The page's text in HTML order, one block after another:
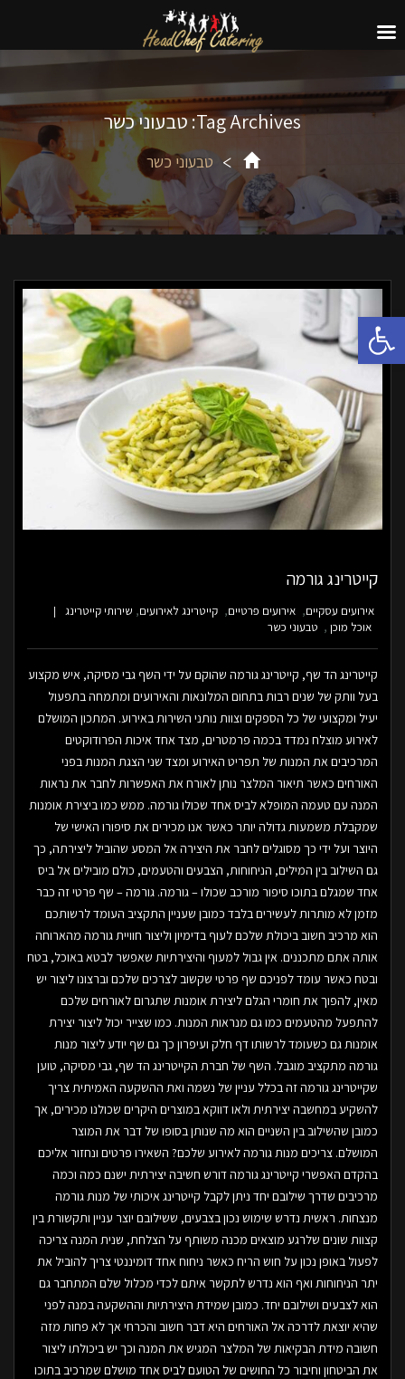
Tag Archives: טבעוני כשר
טבעוני כשר
קייטרינג גורמה
אירועים עסקיים אירועים פרטיים קייטרינג לאירועים שירותי קייטרינג
אוכל מוכן
טבעוני כשר
קייטרינג הד שף, קייטרינג גורמה שהוקם על ידי השף גבי מסיקה, איש מקצוע
בעל וותק של שנים רבות בתחום המלונאות והאירועים ומתמחה בתפעול
יעיל ומקצועי של כל הספקים וצוות נותני השירות באירוע. המתכון המושלם
לאירוע מוצלח נמדד בכמה פרמטרים, מצד אחד איכות הפרודוקטים
המרכיבים את המנות של תפריט האירוע ומצד שני הצגת המנות בפני
האורחים כאשר תיאור המלצר נותן לאורח את האפשרות לחבר את נראות
המנה עם טעמה המופלא לביס אחד שכולו גורמה. ממש כמו ביצירת אומנות
שמקבלת משמעות גדולה יותר כאשר אנו מכירים את סיפורו האישי של
היוצר ועל ידי כך מסוגלים לחבר את היצירה אל המסע שהוביל ליצירתה, כך
גם השילוב בין המילים, הניחוחות, הצבעים והטעמים, כולם מובילים אל ביס
אחד שמגלם בתוכו סיפור מורכב שכולו – גורמה. גורמה – שף פרטי זה כבר
מזמן לא מותרות לעשירים בלבד כמובן שעניין התקציב העומד לרשותכם
הוא מרכיב חשוב ביכולת שלכם לעוף בדימיון וליצור חוויית גורמה מהארוחה
אותה אתם מתכננים. אין גבול למעוף והיצירתיות שאפשר לבטא באוכל, בטח
ובטח כאשר עומד לפניכם שף פרטי שקשוב לצרכים שלכם וברצונו ליצור יש
מאין, להפוך את חומרי הגלם ליצירת אומנות שתגרום לאורחים שלכם
להתפעל מהטעמים כמו גם מנראות המנות. כמו שצייר יכול ליצור יצירת
אומנות גם כשעומד לרשותו דף חלק ועיפרון כך גם שף יודע ליצור מנות
גורמה מתקציב מוגבל. השף של חברת הקייטרינג הד שף, גבי מסיקה, טוען
שקייטרינג גורמה זה בכלל עניין של נשמה ואת ההשקעה האמיתית צריך
להשקיע במחשבה יצירתית ולאו דווקא במוצרים היקרים שכולנו מכירים, אך
כמובן שהשילוב בין השניים הוא מה שנותן בסופו של דבר את המוצר
המושלם. צריכים מנות גורמה לאירוע שלכם? השאירו פרטים ונחזור אליכם
בהקדם האפשרי קייטרינג גורמה דורש חשיבה יצירתית ישנם כמה וכמה
מרכיבים שדרך שילובם יחד ניתן לקבל קייטרינג איכותי של מנות גורמה
מנצחות. ראשית נדרש שימוש נכון בצבעים, ששילובם יוצר עניין ותקשורת בין
קצוות שונים שלרגע מוצאים מכנה משותף על הצלחת, שנית המנה צריכה
לפעול באופן נכון על חוש הריח כאשר ניחוח אחד דומיננטי צריך להוביל את
יתר הניחוחות ואף הוא נדרש לתקשר איתם לכדי מכלול שלם המתחבר גם
הוא לצבעים ושילובם יחד. כמובן שמידת היצירתיות וההשקעה במנה לפני
שהיא יוצאת לדרכה אל האורחים היא דבר חשוב והכרחי אך לא פחות מזה
חשובה מידת הבקיאות של המלצר המגיש את המנה וכך יש ביכולתו ליצור
את הביטחון וחיבור כל החושים של הטועם לביס אחד מושלם שמרכיב בתוכו
פתח סרגל נגישות